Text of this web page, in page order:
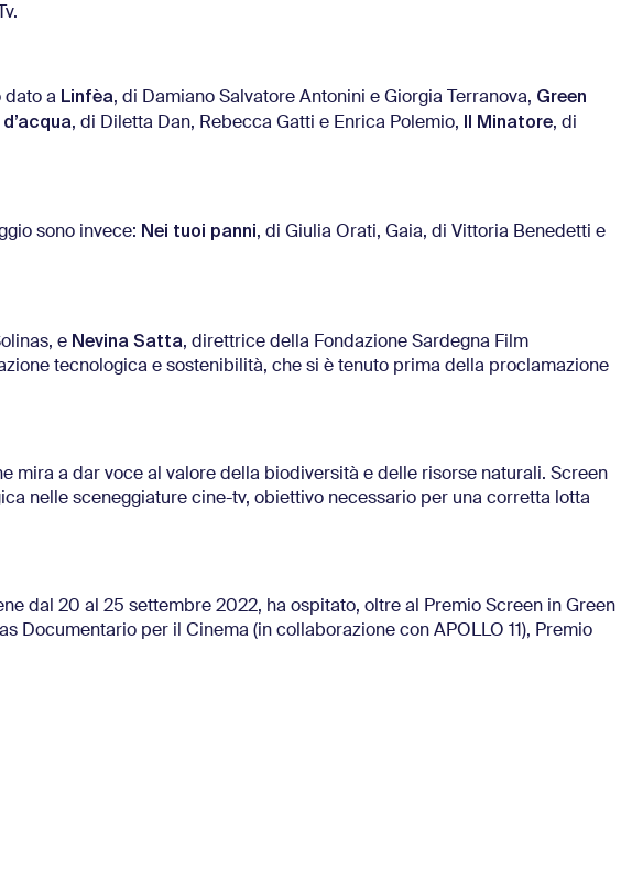
dato a Linfèa, di Damiano Salvatore Antonini e Giorgia Terranova, Green
, di Diletta Dan, Rebecca Gatti e Enrica Polemio, Il Minatore, di
sono invece: Nei tuoi panni, di Giulia Orati, Gaia, di Vittoria Benedetti e
e Nevina Satta, direttrice della Fondazione Sardegna Film
tecnologica e sostenibilità, che si è tenuto prima della proclamazione
mira a dar voce al valore della biodiversità e delle risorse naturali. Screen
nelle sceneggiature cine-tv, obiettivo necessario per una corretta lotta
dal 20 al 25 settembre 2022, ha ospitato, oltre al Premio Screen in Green
Documentario per il Cinema (in collaborazione con APOLLO 11), Premio